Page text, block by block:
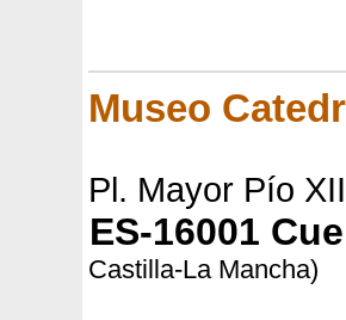
Museo
Pl. Mayor Pío
ES-16001
Castilla-La Mancha)